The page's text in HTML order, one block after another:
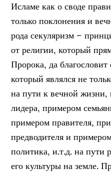
Исламе как о своде
только поклонения и
рода секуляризм –
от религии, который
Пророка, да
который являлся не
на пути к вечной
лидера, примером
примером правителя,
предводителя и
политика, и.т.д. на пути
его культуры на земле.